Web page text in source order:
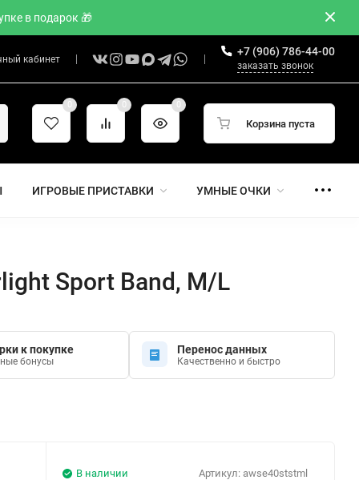
в подарок 🎁
кабинет
+7 (906) 786-44-00
заказать звонок
0 0 0
Корзина пуста
ИГРОВЫЕ ПРИСТАВКИ УМНЫЕ ОЧКИ
Sport Band, M/L
к покупке
бонусы
Перенос данных
Качественно и быстро
Артикул: awse40ststml
В наличии